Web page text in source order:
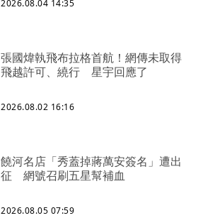
2026.08.04 14:35
張國煒執飛布拉格首航！網傳未取得
飛越許可、繞行 星宇回應了
2026.08.02 16:16
饒河名店「秀蓋掉蔣萬安簽名」遭出
征 網號召刷五星幫補血
2026.08.05 07:59